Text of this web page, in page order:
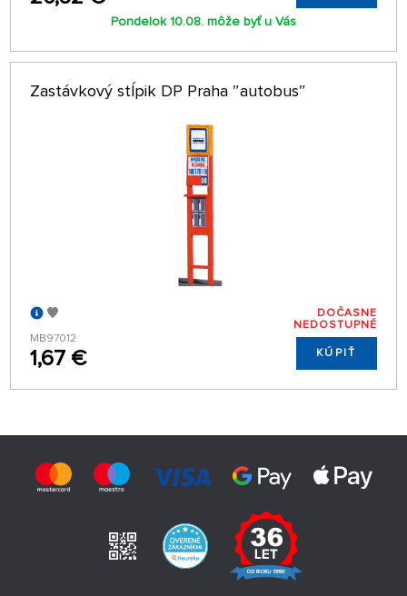
Pondelok 10.08. môže byť u Vás
Zastávkový stĺpik DP Praha ″autobus″
MB97012
1,67 €
DOČASNE
NEDOSTUPNÉ
KÚPIŤ